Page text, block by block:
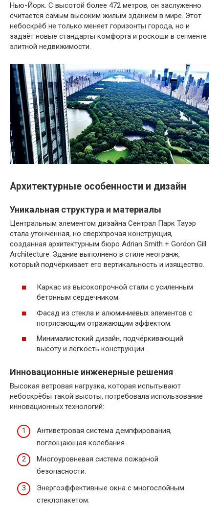
Нью-Йорк. С высотой более 472 метров, он заслуженно
считается самым высоким жилым зданием в мире. Этот
небоскрёб не только меняет горизонты города, но и
задаёт новые стандарты комфорта и роскоши в сегменте
элитной недвижимости.
Архитектурные особенности и дизайн
Уникальная структура и материалы
Центральным элементом дизайна Сентрал Парк Тауэр
стала утончённая, но сверхпрочая конструкция,
созданная архитектурным бюро Adrian Smith + Gordon Gill
Architecture. Здание выполнено в стиле неогранж,
который подчёркивает его вертикальность и изящество.
Каркас из высокопрочной стали с усиленным
бетонным сердечником.
Фасад из стекла и алюминиевых элементов с
потрясающим отражающим эффектом.
Минималистский дизайн, подчёркивающий
высоту и лёгкость конструкции.
Инновационные инженерные решения
Высокая ветровая нагрузка, которая испытывают
небоскрёбы такой высоты, потребовала использование
инновационных технологий:
Антиветровая система демпфирования,
поглощающая колебания.
Многоуровневая система пожарной
безопасности.
Энергоэффективные окна с многослойным
стеклопакетом.